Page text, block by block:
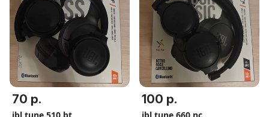
70 р. 100 р.